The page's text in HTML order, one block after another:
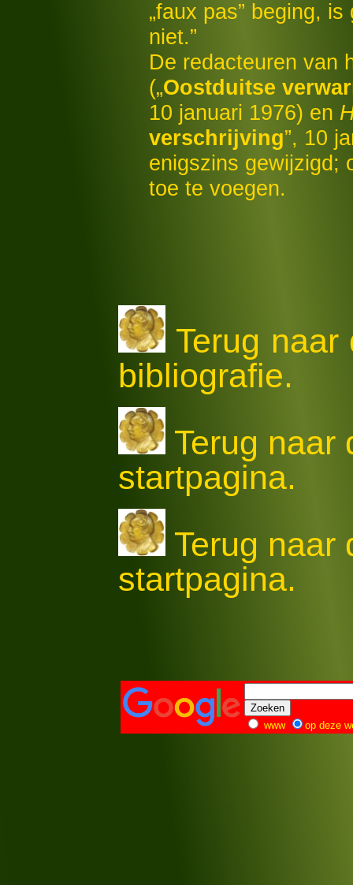
„faux pas” beging,
niet.”
De redacteuren van
(„Oostduitse
10 januari 1976) en
verschrijving”, 10
enigszins gewijzigd;
toe te voegen.
Terug
bibliografie.
Terug naar
startpagina.
Terug naar
startpagina.
www op deze